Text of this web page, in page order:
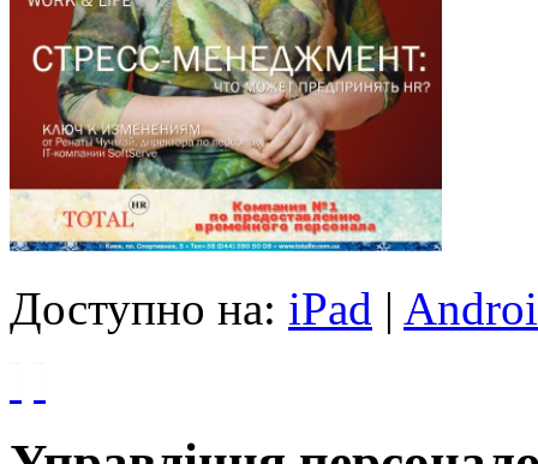
Доступно на: iPad |